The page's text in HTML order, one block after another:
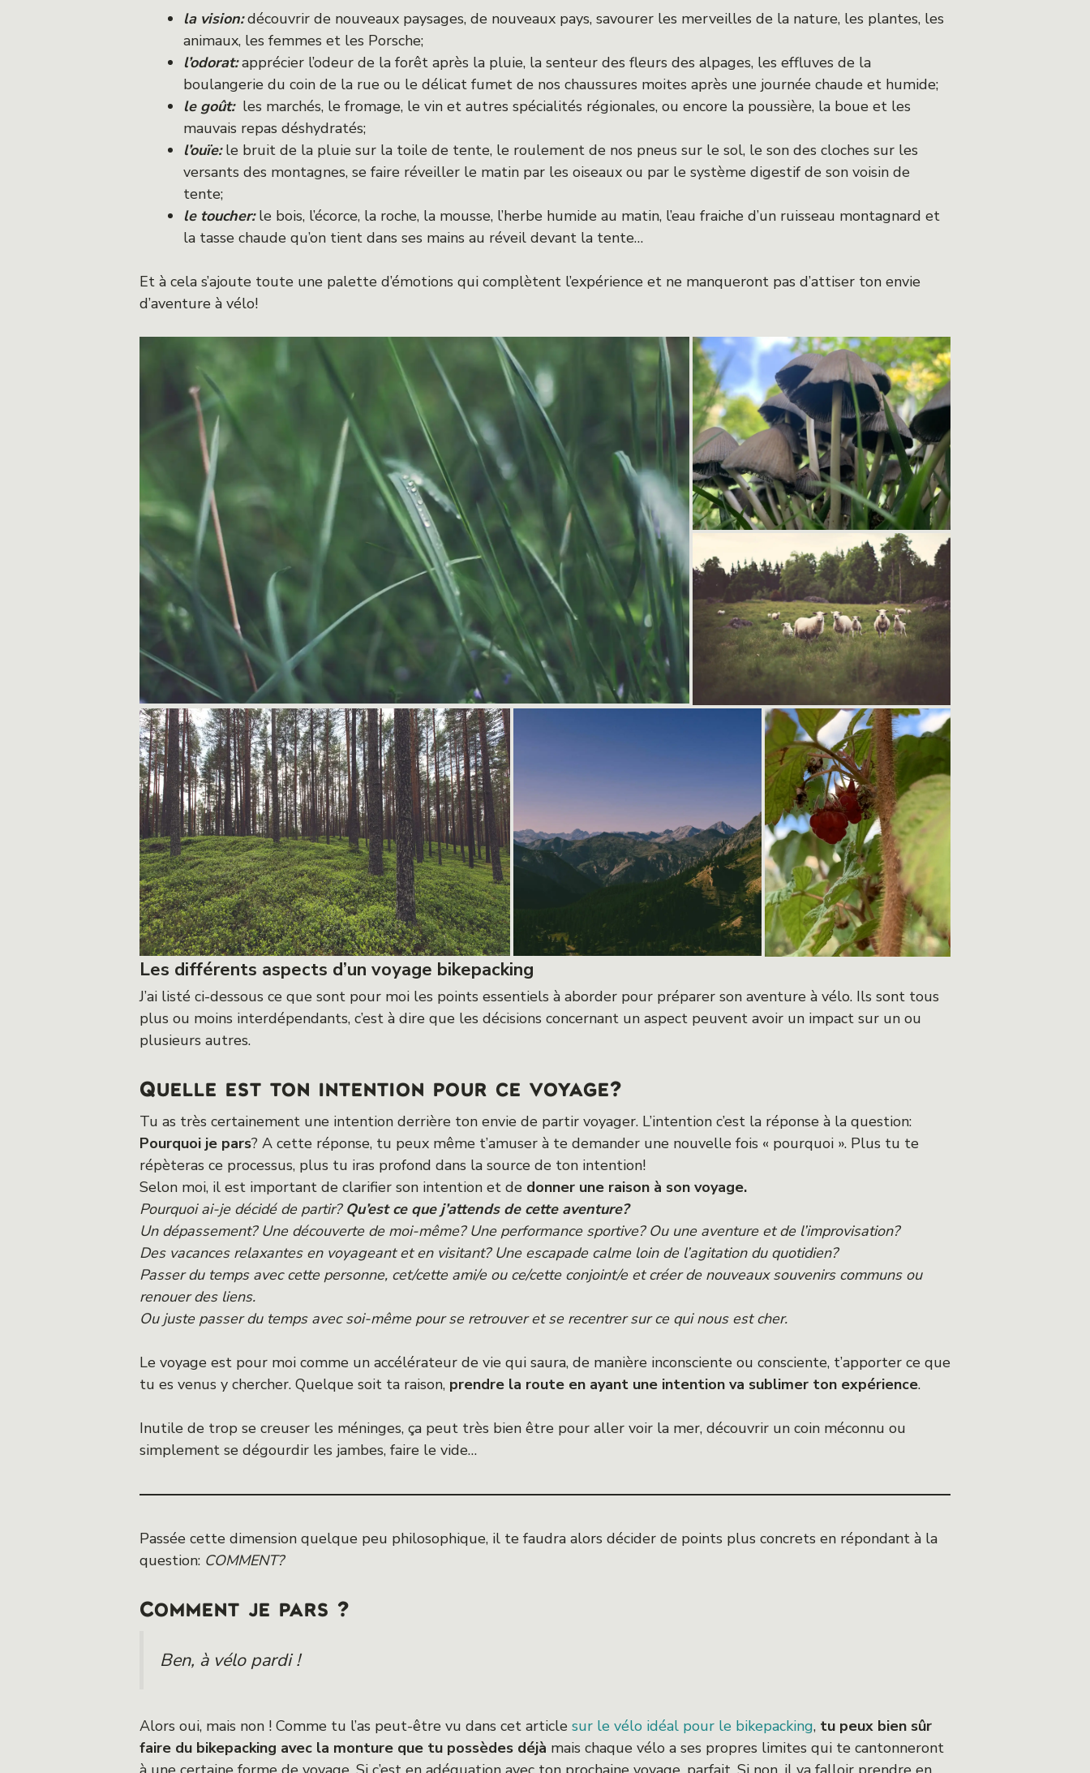
la vision:découvrir de nouveaux paysages, de nouveaux pays, savourer les merveilles de la nature, les plantes, les
animaux, les femmes et les Porsche;
l’odorat:apprécier l’odeur de la forêt après la pluie, la senteur des fleurs des alpages, les effluves de la
boulangerie du coin de la rue ou le délicat fumet de nos chaussures moites après une journée chaude et humide;
le goût:les marchés, le fromage, le vin et autres spécialités régionales, ou encore la poussière, la boue et les
mauvais repas déshydratés;
l’ouïe:le bruit de la pluie sur la toile de tente, le roulement de nos pneus sur le sol, le son des cloches sur les
versants des montagnes, se faire réveiller le matin par les oiseaux ou par le système digestif de son voisin de
tente;
le toucher:le bois, l’écorce, la roche, la mousse, l’herbe humide au matin, l’eau fraiche d’un ruisseau montagnard et
la tasse chaude qu’on tient dans ses mains au réveil devant la tente…
Et à cela s’ajoute toute une palette d’émotions qui complètent l’expérience et ne manqueront pas d’attiser ton envie
d’aventure à vélo!
Les différents aspects d’un voyage bikepacking
J’ai listé ci-dessous ce que sont pour moi les points essentiels à aborder pour préparer son aventure à vélo. Ils sont tous
plus ou moins interdépendants, c’est à dire que les décisions concernant un aspect peuvent avoir un impact sur un ou
plusieurs autres.
Quelle est ton intention pour ce voyage?
Tu as très certainement une intention derrière ton envie de partir voyager. L’intention c’est la réponse à la question:
Pourquoi je pars? A cette réponse, tu peux même t’amuser à te demander une nouvelle fois « pourquoi ». Plus tu te
répèteras ce processus, plus tu iras profond dans la source de ton intention!
Selon moi, il est important de clarifier son intention et de donner une raison à son voyage.
Pourquoi ai-je décidé de partir? Qu’est ce que j’attends de cette aventure?
Un dépassement? Une découverte de moi-même? Une performance sportive? Ou une aventure et de l’improvisation?
Des vacances relaxantes en voyageant et en visitant? Une escapade calme loin de l’agitation du quotidien?
Passer du temps avec cette personne, cet/cette ami/e ou ce/cette conjoint/e et créer de nouveaux souvenirs communs ou
renouer des liens.
Ou juste passer du temps avec soi-même pour se retrouver et se recentrer sur ce qui nous est cher.
Le voyage est pour moi comme un accélérateur de vie qui saura, de manière inconsciente ou consciente, t’apporter ce que
tu es venus y chercher. Quelque soit ta raison, prendre la route en ayant une intention va sublimer ton expérience.
Inutile de trop se creuser les méninges, ça peut très bien être pour aller voir la mer, découvrir un coin méconnu ou
simplement se dégourdir les jambes, faire le vide…
Passée cette dimension quelque peu philosophique, il te faudra alors décider de points plus concrets en répondant à la
question: COMMENT?
Comment je pars ?
Ben, à vélo pardi !
Alors oui, mais non ! Comme tu l’as peut-être vu dans cet article sur le vélo idéal pour le bikepacking, tu peux bien sûr
faire du bikepacking avec la monture que tu possèdes déjà mais chaque vélo a ses propres limites qui te cantonneront